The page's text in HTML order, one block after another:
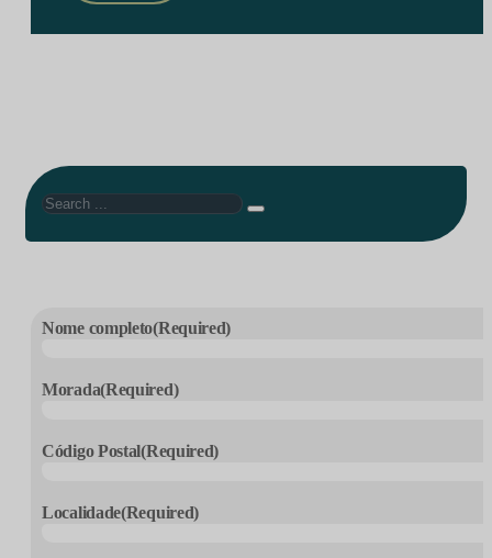
Search
Nome completo(Required)
Morada(Required)
Código Postal(Required)
Localidade(Required)